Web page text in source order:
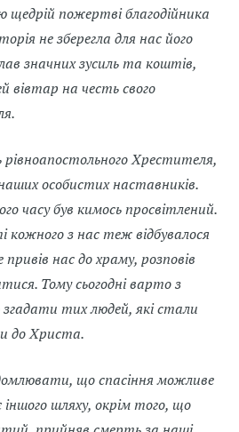
щедрій пожертві благодійника
не зберегла для нас його
значних зусиль та коштів,
на честь свого
Хрестителя,
особистих наставників.
часу був кимось просвітлений.
з нас теж відбувалося
нас до храму, розповів
Тому сьогодні варто з
тих людей, які стали
до Христа.
що спасіння можливе
шляху, окрім того, що